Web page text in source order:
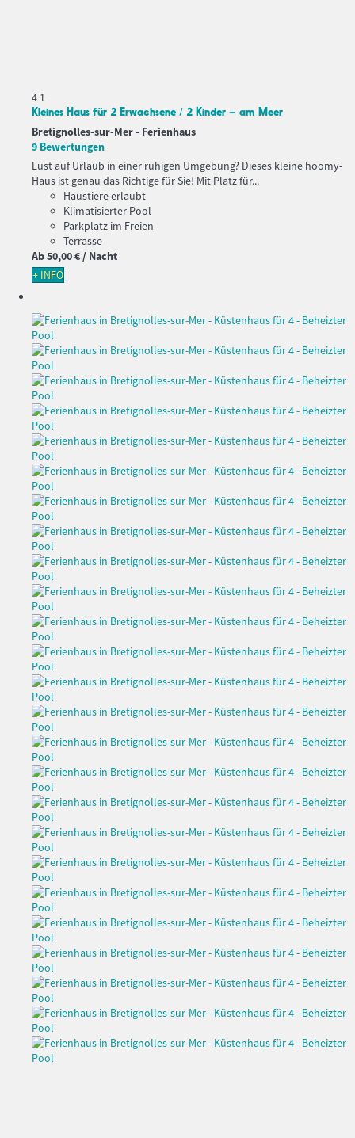
4 1
Kleines Haus für 2 Erwachsene / 2 Kinder – am Meer
Bretignolles-sur-Mer - Ferienhaus
9 Bewertungen
Lust auf Urlaub in einer ruhigen Umgebung? Dieses kleine hoomy-
Haus ist genau das Richtige für Sie! Mit Platz für...
Haustiere erlaubt
Klimatisierter Pool
Parkplatz im Freien
Terrasse
Ab50,00 €/ Nacht
+ INFO